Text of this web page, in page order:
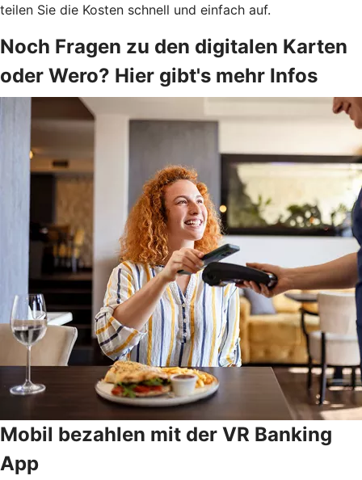
teilen Sie die Kosten schnell und einfach auf.
Noch Fragen zu den digitalen Karten
oder Wero? Hier gibt's mehr Infos
Mobil bezahlen mit der VR Banking
App